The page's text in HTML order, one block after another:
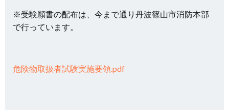
※受験願書の配布は、今まで通り丹波篠山市消防本部
で行っています。
危険物取扱者試験実施要領.pdf